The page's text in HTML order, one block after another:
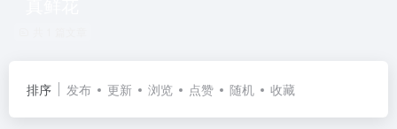
排序 发布 更新 浏览 点赞 随机 收藏